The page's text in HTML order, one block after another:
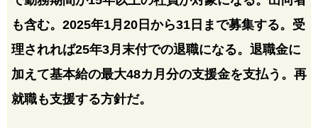
も含む。2025年1月20日から31日まで募集する。受
理されれば25年3月末付での退職になる。退職金に
加えて基本給の最大48カ月分の支援金を支払う。再
就職も支援する方針だ。